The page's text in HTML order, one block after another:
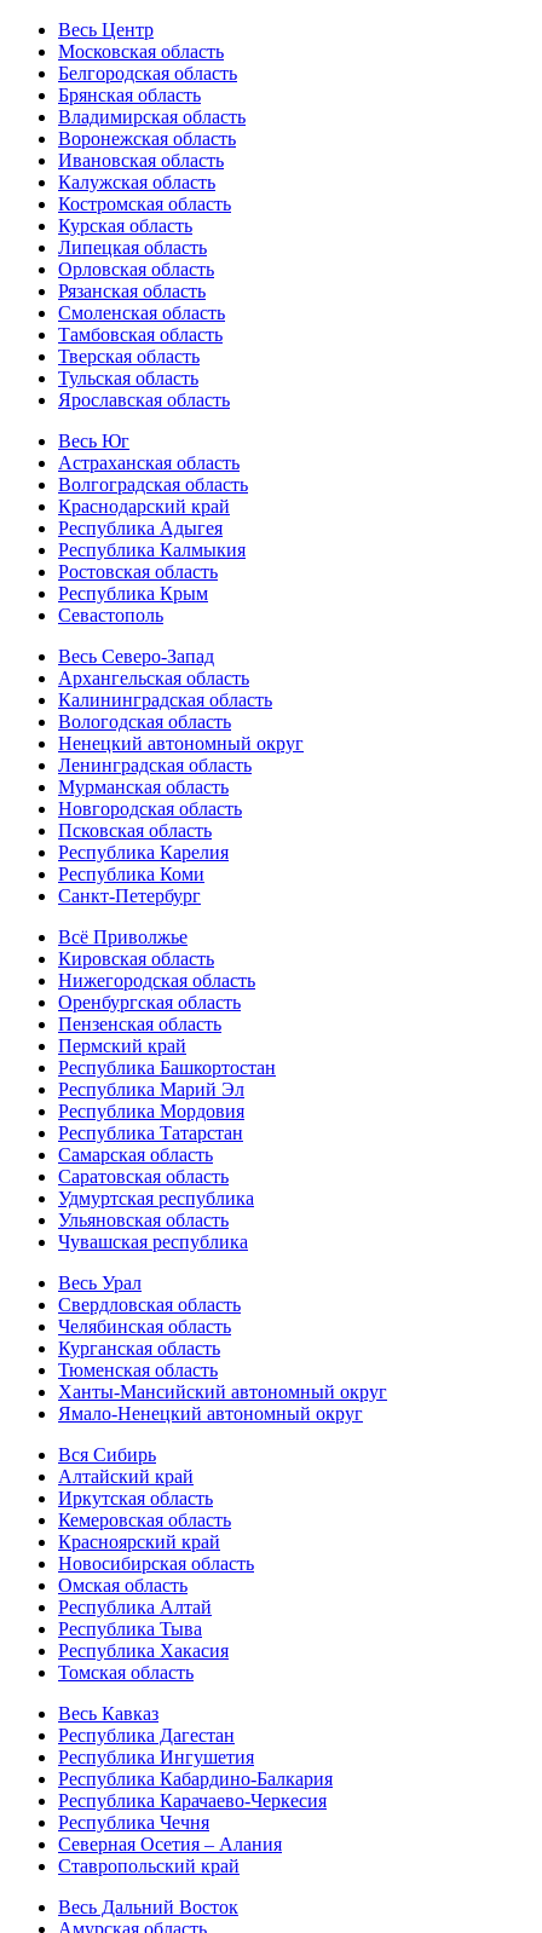
Весь Центр
Московская область
Белгородская область
Брянская область
Владимирская область
Воронежская область
Ивановская область
Калужская область
Костромская область
Курская область
Липецкая область
Орловская область
Рязанская область
Смоленская область
Тамбовская область
Тверская область
Тульская область
Ярославская область
Весь Юг
Астраханская область
Волгоградская область
Краснодарский край
Республика Адыгея
Республика Калмыкия
Ростовская область
Республика Крым
Севастополь
Весь Северо-Запад
Архангельская область
Калининградская область
Вологодская область
Ненецкий автономный округ
Ленинградская область
Мурманская область
Новгородская область
Псковская область
Республика Карелия
Республика Коми
Санкт-Петербург
Всё Приволжье
Кировская область
Нижегородская область
Оренбургская область
Пензенская область
Пермский край
Республика Башкортостан
Республика Марий Эл
Республика Мордовия
Республика Татарстан
Самарская область
Саратовская область
Удмуртская республика
Ульяновская область
Чувашская республика
Весь Урал
Свердловская область
Челябинская область
Курганская область
Тюменская область
Ханты-Мансийский автономный округ
Ямало-Ненецкий автономный округ
Вся Сибирь
Алтайский край
Иркутская область
Кемеровская область
Красноярский край
Новосибирская область
Омская область
Республика Алтай
Республика Тыва
Республика Хакасия
Томская область
Весь Кавказ
Республика Дагестан
Республика Ингушетия
Республика Кабардино-Балкария
Республика Карачаево-Черкесия
Республика Чечня
Северная Осетия – Алания
Ставропольский край
Весь Дальний Восток
Амурская область